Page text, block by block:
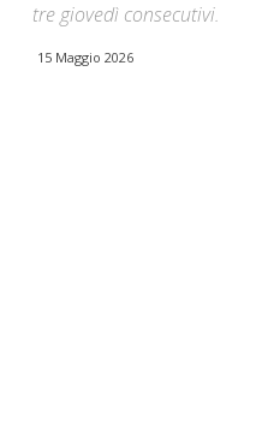
tre giovedì consecutivi.
15 Maggio 2026